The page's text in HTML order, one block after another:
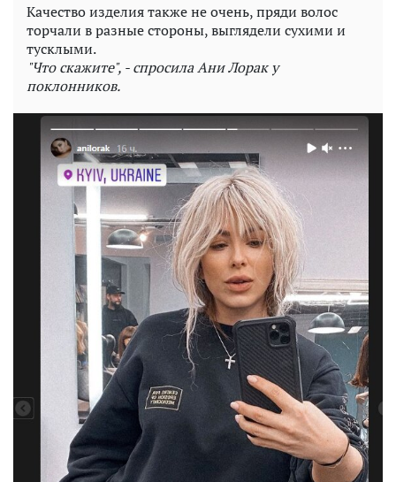
Качество изделия также не очень, пряди волос
торчали в разные стороны, выглядели сухими и
тусклыми.
"Что скажите", - спросила Ани Лорак у
поклонников.